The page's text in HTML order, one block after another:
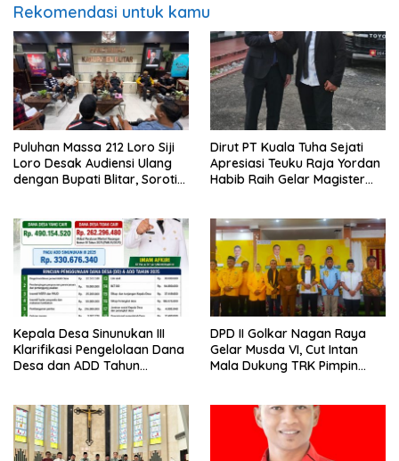
Rekomendasi untuk kamu
Puluhan Massa 212 Loro Siji
Loro Desak Audiensi Ulang
dengan Bupati Blitar, Soroti
Dirut PT Kuala Tuha Sejati
Apresiasi Teuku Raja Yordan
Habib Raih Gelar Magister
Kepala Desa Sinunukan III
Klarifikasi Pengelolaan Dana
Desa dan ADD Tahun
DPD II Golkar Nagan Raya
Gelar Musda VI, Cut Intan
Mala Dukung TRK Pimpin